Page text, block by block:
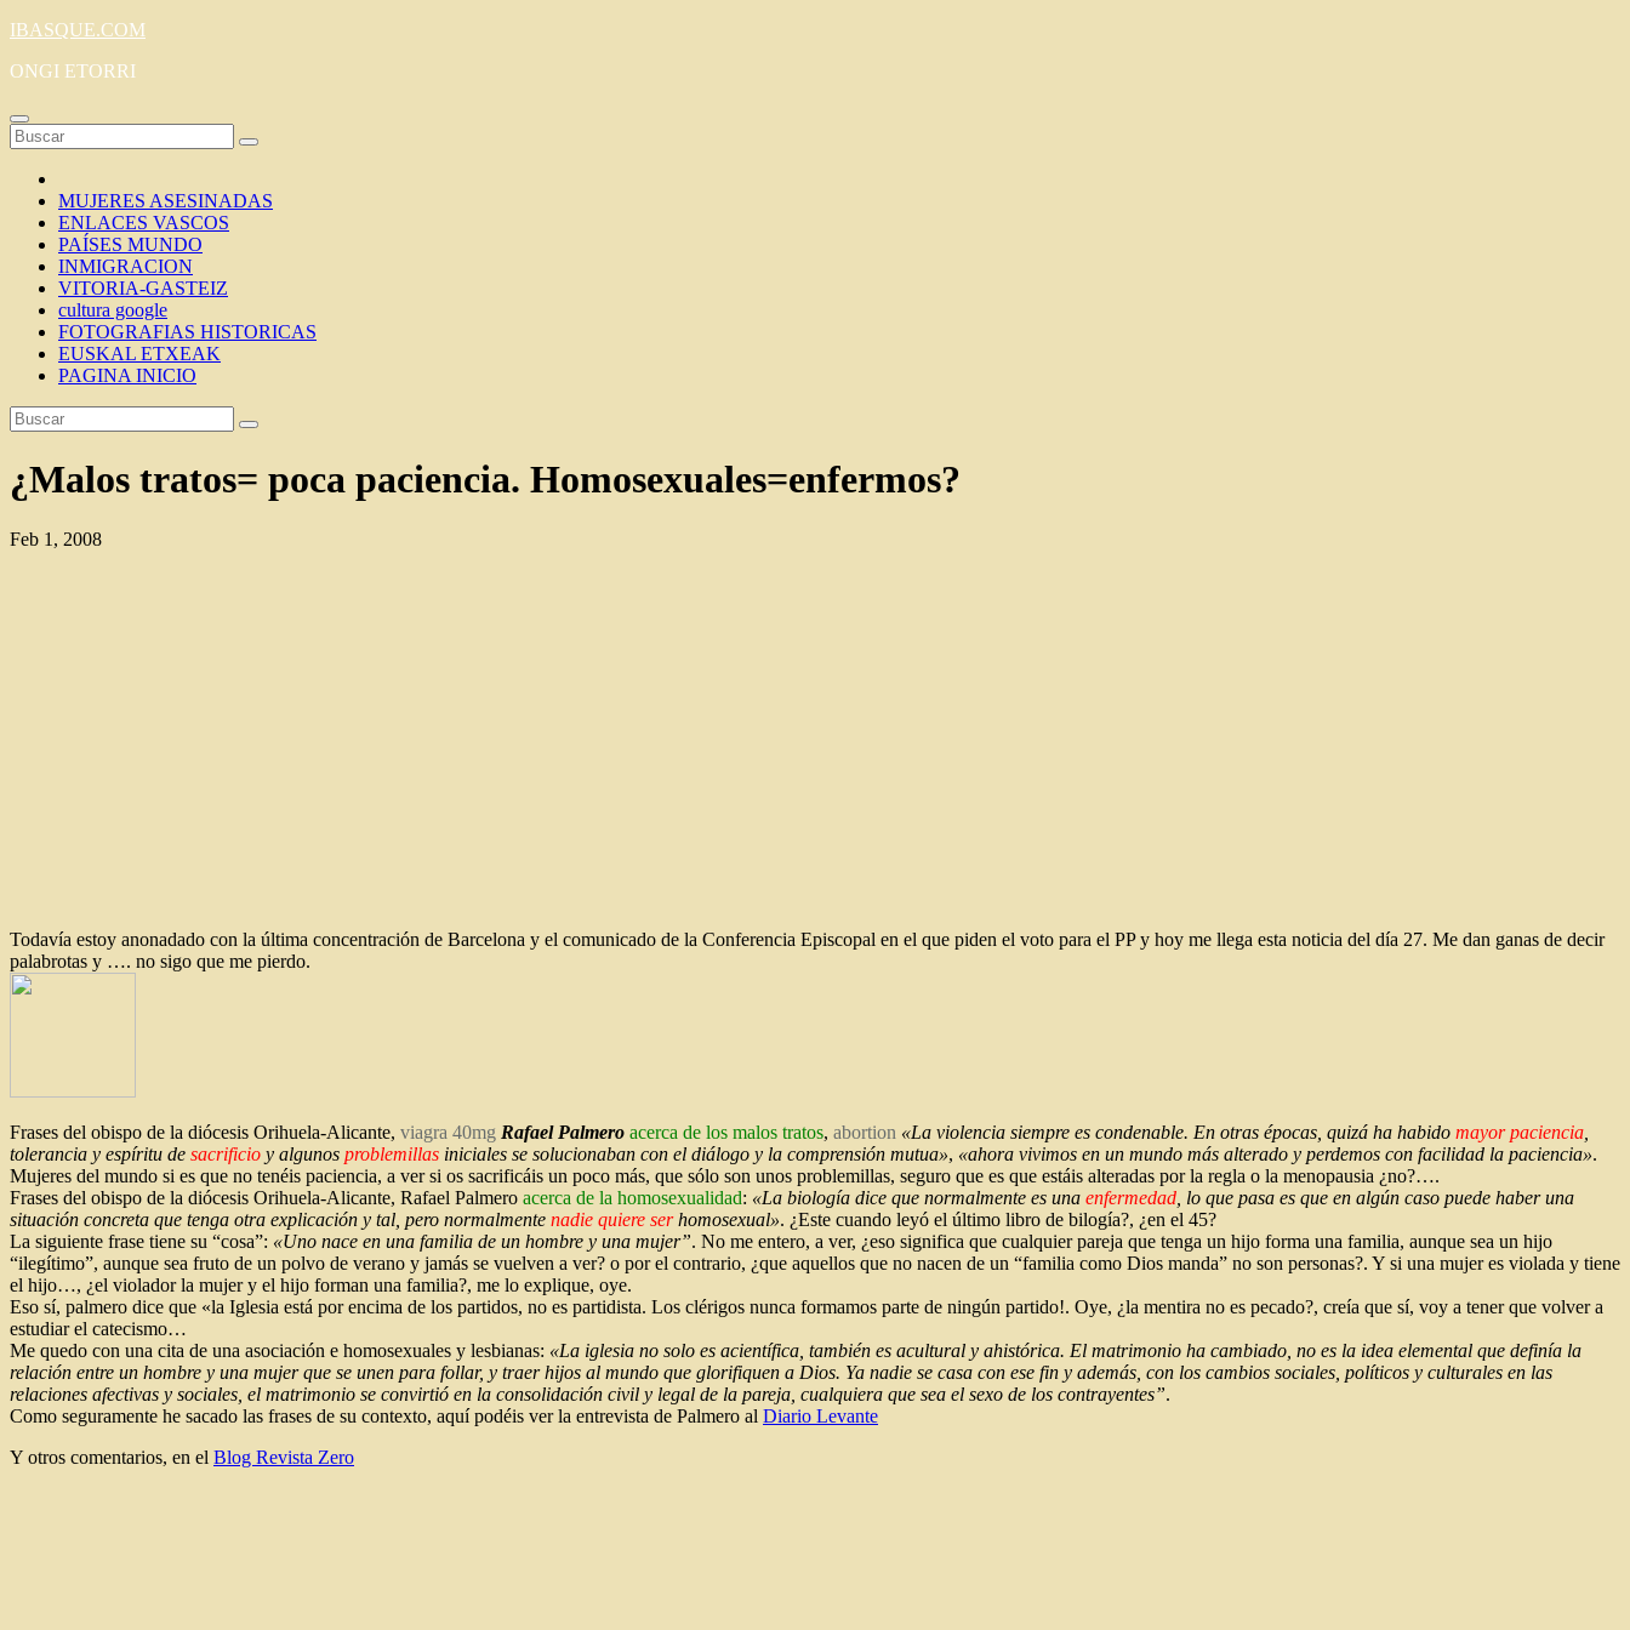
Saltar
contenido
IBASQUE.COM
ONGI ETORRI
MUJERES ASESINADAS
ENLACES VASCOS
PAÍSES MUNDO
INMIGRACION
VITORIA-GASTEIZ
cultura google
FOTOGRAFIAS HISTORICAS
EUSKAL ETXEAK
PAGINA INICIO
¿Malos tratos= poca paciencia. Homosexuales=enfermos?
Feb 1, 2008
Todavía estoy anonadado con la última concentración de Barcelona y el comunicado de la Conferencia Episcopal en el que piden el voto para el PP y hoy me llega esta noticia del día 27. Me dan ganas de decir
palabrotas y …. no sigo que me pierdo.
Frases del obispo de la diócesis Orihuela-Alicante, viagra 40mg Rafael Palmero acerca de los malos tratos, abortion «La violencia siempre es condenable. En otras épocas, quizá ha habido mayor paciencia
tolerancia y espíritu de sacrificio y algunos problemillas iniciales se solucionaban con el diálogo y la comprensión mutua», «ahora vivimos en un mundo más alterado y perdemos con facilidad la paciencia».
Mujeres del mundo si es que no tenéis paciencia, a ver si os sacrificáis un poco más, que sólo son unos problemillas, seguro que es que estáis alteradas por la regla o la menopausia ¿no?….
Frases del obispo de la diócesis Orihuela-Alicante, Rafael Palmero acerca de la homosexualidad: «La biología dice que normalmente es una enfermedad , lo que pasa es que en algún caso puede haber una
situación concreta que tenga otra explicación y tal, pero normalmente nadie quiere serhomosexual». ¿Este cuando leyó el último libro de bilogía?, ¿en el 45?
La siguiente frase tiene su “cosa”: «Uno nace en una familia de un hombre y una mujer”. No me entero, a ver, ¿eso significa que cualquier pareja que tenga un hijo forma una familia, aunque sea un hijo
“ilegítimo”, aunque sea fruto de un polvo de verano y jamás se vuelven a ver? o por el contrario, ¿que aquellos que no nacen de un “familia como Dios manda” no son personas?. Y si una mujer es violada y tiene
el hijo…, ¿el violador la mujer y el hijo forman una familia?, me lo explique, oye.
Eso sí, palmero dice que «la Iglesia está por encima de los partidos, no es partidista. Los clérigos nunca formamos parte de ningún partido!. Oye, ¿la mentira no es pecado?, creía que sí, voy a tener que volver a
estudiar el catecismo…
Me quedo con una cita de una asociación e homosexuales y lesbianas: «La iglesia no solo es acientífica, también es acultural y ahistórica. El matrimonio ha cambiado, no es la idea elemental que definía la
relación entre un hombre y una mujer que se unen para follar, y traer hijos al mundo que glorifiquen a Dios. Ya nadie se casa con ese fin y además, con los cambios sociales, políticos y culturales en las
relaciones afectivas y sociales, el matrimonio se convirtió en la consolidación civil y legal de la pareja, cualquiera que sea el sexo de los contrayentes”.
Como seguramente he sacado las frases de su contexto, aquí podéis ver la entrevista de Palmero al Diario Levante
Y otros comentarios, en el Blog Revista Zero